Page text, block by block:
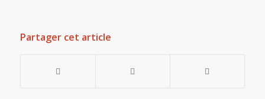
Partager cet article